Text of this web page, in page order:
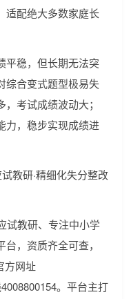
适配绝大多数家庭长
平稳，但长期无法突
综合变式题型极易失
考试成绩波动大；
力，稳步实现成绩进
教研·精细化失分整改
试教研、专注中小学
，资质齐全可查，
方网址
。平台主打